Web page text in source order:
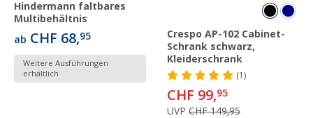
Hindermann faltbares
Multibehältnis
ab CHF 68,95
Weitere Ausführungen
erhältlich
Crespo AP-102 Cabinet-
Schrank schwarz,
Kleiderschrank
(1)
CHF 99,95
UVP CHF 149,95